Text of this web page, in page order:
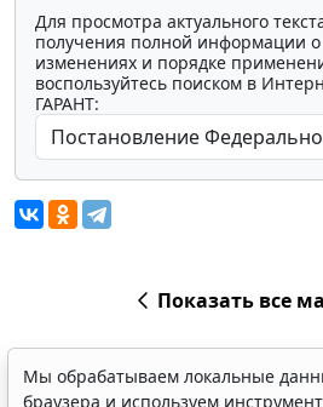
Для просмотра актуального
получения полной информации о
изменениях и порядке
воспользуйтесь поиском в
ГАРАНТ:
Показать все
Мы обрабатываем локальные
браузера и используем